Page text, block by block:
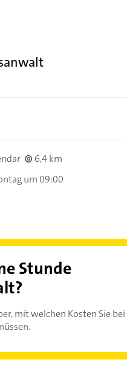
6,4 km
um 09:00
Stunde
mit welchen Kosten Sie bei